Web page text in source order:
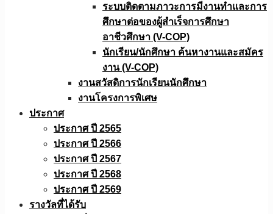
ระบบติดตามภาวะการมีงานทำและการ
ศึกษาต่อของผู้สำเร็จการศึกษา
อาชีวศึกษา (V-COP)
นักเรียน/นักศึกษา ค้นหางานและสมัคร
งาน (V-COP)
งานสวัสดิการนักเรียนนักศึกษา
งานโครงการพิเศษ
ประกาศ
ประกาศ ปี 2565
ประกาศ ปี 2566
ประกาศ ปี 2567
ประกาศ ปี 2568
ประกาศ ปี 2569
รางวัลที่ได้รับ